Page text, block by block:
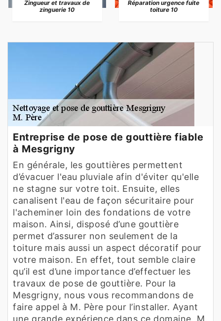
Zingueur et travaux de
zinguerie 10
Réparation urgence fuite
toiture 10
Entreprise de pose de gouttière fiable
à Mesgrigny
En générale, les gouttières permettent
d’évacuer l'eau pluviale afin d'éviter qu'elle
ne stagne sur votre toit. Ensuite, elles
canalisent l'eau de façon sécuritaire pour
l'acheminer loin des fondations de votre
maison. Ainsi, disposé d’une gouttière
permet d’assurer non seulement de la
toiture mais aussi un aspect décoratif pour
votre maison. En effet, tout semble claire
qu’il est d’une importance d’effectuer les
travaux de pose de gouttière. Pour la
Mesgrigny, nous vous recommandons de
faire appel à M. Père pour l’installer. Ayant
une grande expérience dans ce domaine, M.